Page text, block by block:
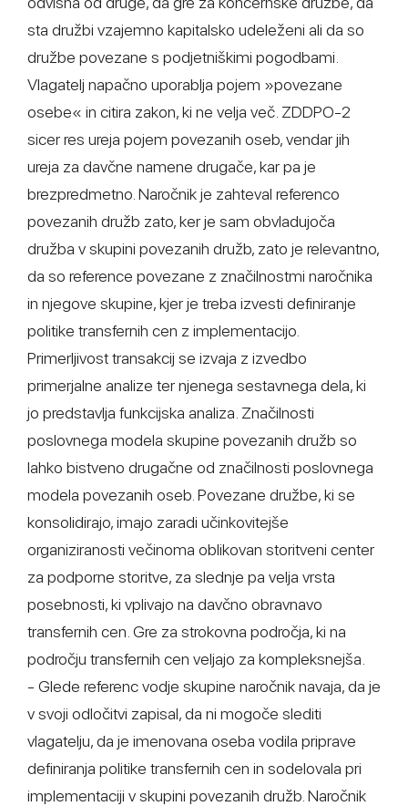
sta družbi vzajemno kapitalsko udeleženi ali da so
družbe povezane s podjetniškimi pogodbami.
Vlagatelj napačno uporablja pojem »povezane
osebe« in citira zakon, ki ne velja več. ZDDPO-2
sicer res ureja pojem povezanih oseb, vendar jih
ureja za davčne namene drugače, kar pa je
brezpredmetno. Naročnik je zahteval referenco
povezanih družb zato, ker je sam obvladujoča
družba v skupini povezanih družb, zato je relevantno,
da so reference povezane z značilnostmi naročnika
in njegove skupine, kjer je treba izvesti definiranje
politike transfernih cen z implementacijo.
Primerljivost transakcij se izvaja z izvedbo
primerjalne analize ter njenega sestavnega dela, ki
jo predstavlja funkcijska analiza. Značilnosti
poslovnega modela skupine povezanih družb so
lahko bistveno drugačne od značilnosti poslovnega
modela povezanih oseb. Povezane družbe, ki se
konsolidirajo, imajo zaradi učinkovitejše
organiziranosti večinoma oblikovan storitveni center
za podporne storitve, za slednje pa velja vrsta
posebnosti, ki vplivajo na davčno obravnavo
transfernih cen. Gre za strokovna področja, ki na
področju transfernih cen veljajo za kompleksnejša.
- Glede referenc vodje skupine naročnik navaja, da je
v svoji odločitvi zapisal, da ni mogoče slediti
vlagatelju, da je imenovana oseba vodila priprave
definiranja politike transfernih cen in sodelovala pri
implementaciji v skupini povezanih družb. Naročnik